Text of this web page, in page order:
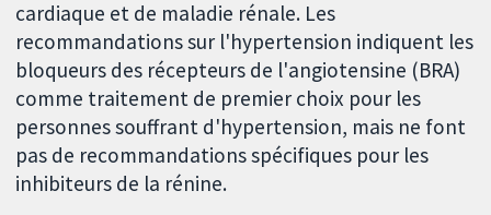
cardiaque et de maladie rénale. Les
recommandations sur l'hypertension indiquent les
bloqueurs des récepteurs de l'angiotensine (BRA)
comme traitement de premier choix pour les
personnes souffrant d'hypertension, mais ne font
pas de recommandations spécifiques pour les
inhibiteurs de la rénine.